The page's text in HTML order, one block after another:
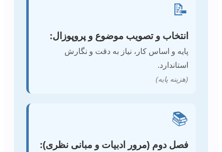
📝
انتخاب و تصویب موضوع و پروپوزال:
پایه و اساس کار، نیاز به دقت و نگارش
استاندارد.
(هزینه پایه)
📚
فصل دوم (مرور ادبیات و مبانی نظری):